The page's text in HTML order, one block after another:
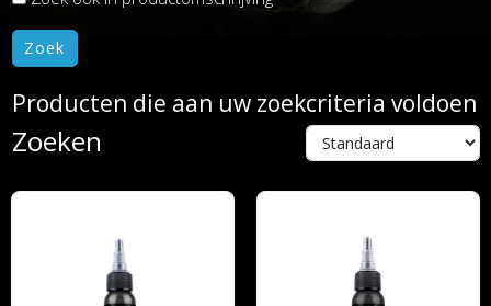
Producten die aan uw zoekcriteria voldoen
Zoeken